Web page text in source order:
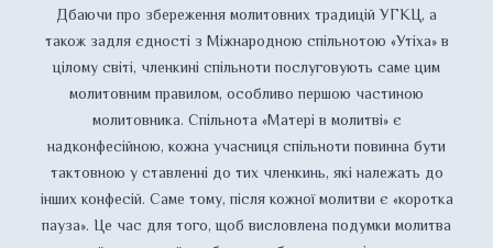
Дбаючи про збереження молитовних традицій УГКЦ, а
також задля єдності з Міжнародною спільнотою «Утіха» в
цілому світі, членкині спільноти послуговують саме цим
молитовним правилом, особливо першою частиною
молитовника. Спільнота «Матері в молитві» є
надконфесійною, кожна учасниця спільноти повинна бути
тактовною у ставленні до тих членкинь, які належать до
інших конфесій. Саме тому, після кожної молитви є «коротка
пауза». Це час для того, щоб висловлена подумки молитва